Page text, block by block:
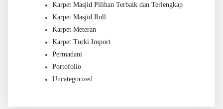
Karpet Masjid Pilihan Terbaik dan Terlengkap
Karpet Masjid Roll
Karpet Meteran
Karpet Turki Import
Permadani
Portofolio
Uncategorized